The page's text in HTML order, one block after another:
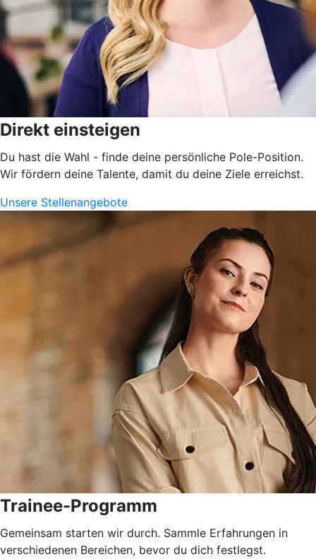
Direkt einsteigen
Du hast die Wahl - finde deine persönliche Pole-Position.
Wir fördern deine Talente, damit du deine Ziele erreichst.
Unsere Stellenangebote
Trainee-Programm
Gemeinsam starten wir durch. Sammle Erfahrungen in
verschiedenen Bereichen, bevor du dich festlegst.